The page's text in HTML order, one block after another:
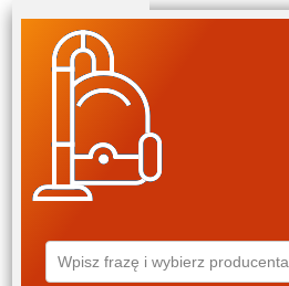
Wpisz frazę i wybierz producenta